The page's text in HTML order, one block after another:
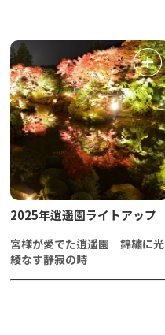
2025年逍遥園ライトアップ
宮様が愛でた逍遥園 錦繡に光
綾なす静寂の時